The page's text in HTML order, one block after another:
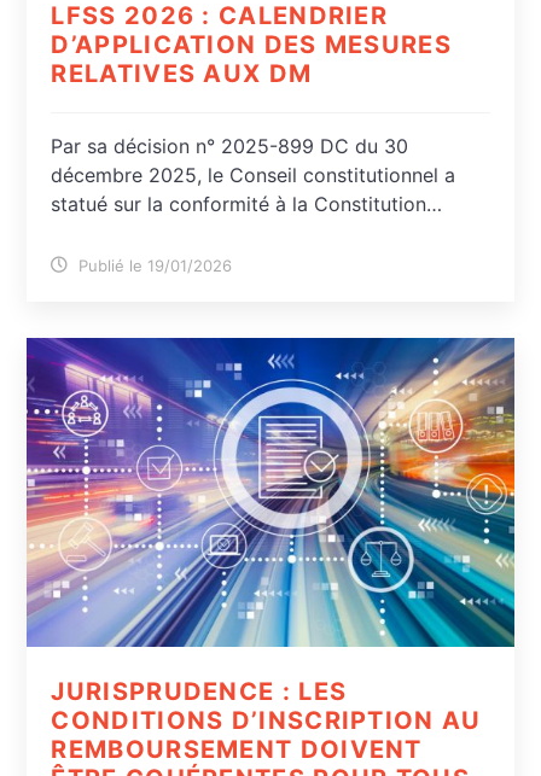
LFSS 2026 : CALENDRIER
D’APPLICATION DES MESURES
RELATIVES AUX DM
Par sa décision n° 2025-899 DC du 30
décembre 2025, le Conseil constitutionnel a
statué sur la conformité à la Constitution…
Publié le 19/01/2026
JURISPRUDENCE : LES
CONDITIONS D’INSCRIPTION AU
REMBOURSEMENT DOIVENT